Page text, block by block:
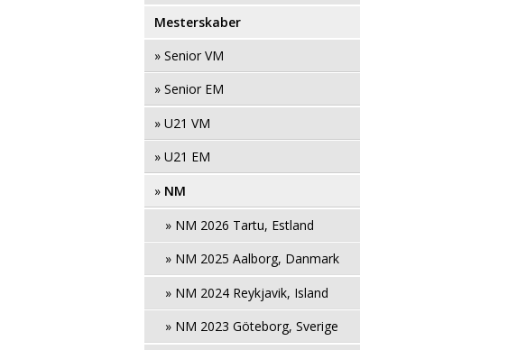
Mesterskaber
» Senior VM
» Senior EM
» U21 VM
» U21 EM
» NM
» NM 2026 Tartu, Estland
» NM 2025 Aalborg, Danmark
» NM 2024 Reykjavik, Island
» NM 2023 Göteborg, Sverige